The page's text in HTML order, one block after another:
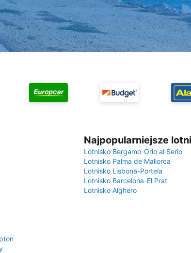
Najpopularniejsze
Lotnisko Bergamo-Orio al Serio
Lotnisko Palma de Mallorca
Lotnisko Lisbona-Portela
Lotnisko Barcelona-El Prat
Lotnisko Alghero